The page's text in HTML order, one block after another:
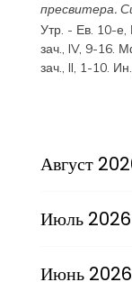
пресвитера.
Утр. - Ев. 10-е,
зач., IV, 9-16.
зач., II, 1-10.
Август
Июль 2026
Июнь 2026